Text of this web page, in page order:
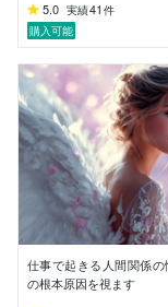
一人ひとりのお
大切にしていま
「話してスッキ
「前向きな気持
と言っていただ
私の喜びです。
皆さまの心へ
必要な天使の声
5.0 実績41 件
購入可能
仕事で起きる人間関係の
の根本原因を視ます